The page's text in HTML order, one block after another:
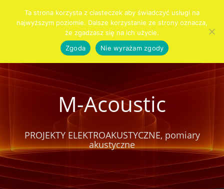
KIM PRO AUDIO
DOMU
AKUSTYKA
WNĘTRZ
SYSTEMY
ALARMOWE
SPRZĘT
KONTAKT
CENNIK
BlogSzukaj:
M-Acoustic
PROJEKTY ELEKTROAKUSTYCZNE, pomiary
akustyczne
Ta strona korzysta z ciasteczek aby świadczyć usługi na
najwyższym poziomie. Dalsze korzystanie ze strony oznacza,
że zgadzasz się na ich użycie.
Zgoda
Nie wyrażam zgody